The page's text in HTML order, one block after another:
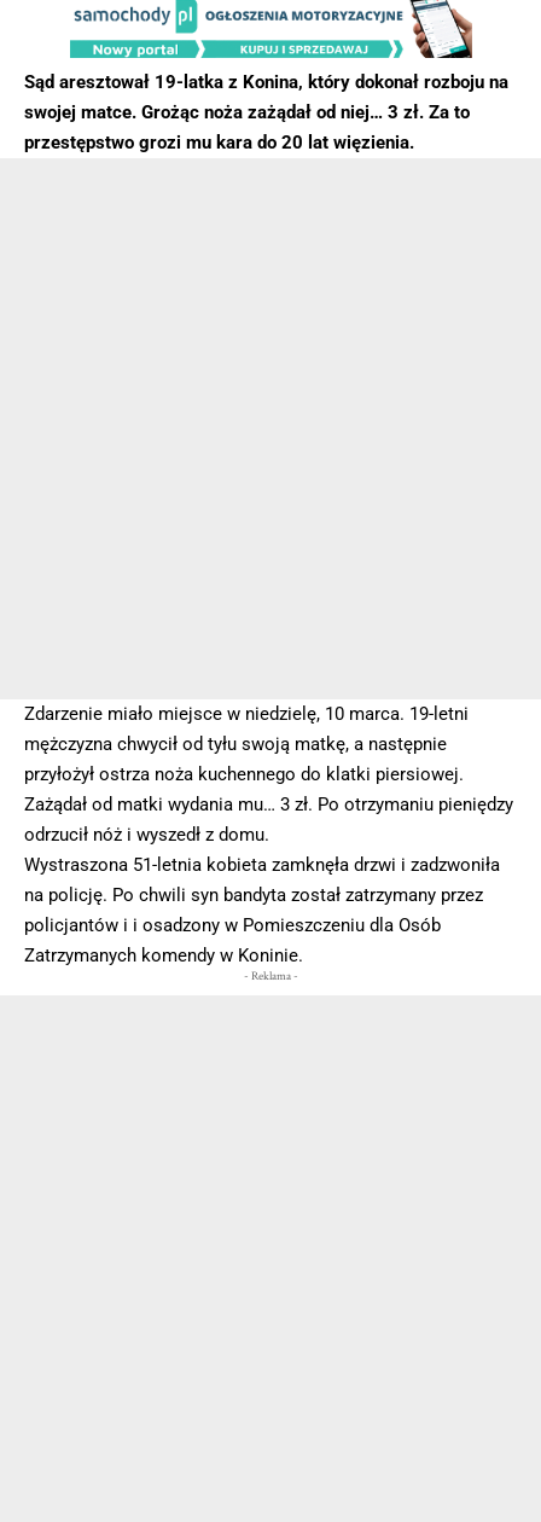
Sąd aresztował 19-latka z Konina, który dokonał rozboju na
swojej matce. Grożąc noża zażądał od niej… 3 zł. Za to
przestępstwo grozi mu kara do 20 lat więzienia.
Zdarzenie miało miejsce w niedzielę, 10 marca. 19-letni
mężczyzna chwycił od tyłu swoją matkę, a następnie
przyłożył ostrza noża kuchennego do klatki piersiowej.
Zażądał od matki wydania mu… 3 zł. Po otrzymaniu pieniędzy
odrzucił nóż i wyszedł z domu.
Wystraszona 51-letnia kobieta zamknęła drzwi i zadzwoniła
na policję. Po chwili syn bandyta został zatrzymany przez
policjantów i i osadzony w Pomieszczeniu dla Osób
Zatrzymanych komendy w Koninie.
- Reklama -